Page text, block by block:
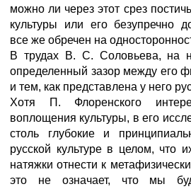
можно ли через этот срез
культуры или его безупречно
все же обречен на
В трудах В. С. Соловьева, на
определен­ный зазор между его
и тем, как представлена у него
Хотя П. Флоренского
воплощения культуры, в его
столь глубокие и
русской культуре в целом, что
натяжки отнести к
это не означает, что мы